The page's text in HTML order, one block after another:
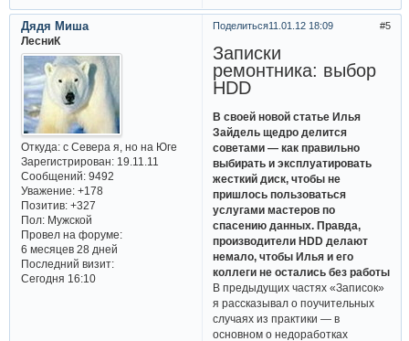
Поделиться 5
11.01.12 18:09
Дядя Миша
ЛесниК
Откуда:с Севера я, но на Юге
Зарегистрирован: 19.11.11
Сообщений:9492
Уважение: +178
Позитив: +327
Пол:Мужской
Провел на форуме:
6 месяцев 28 дней
Последний визит:
Сегодня 16:10
Записки
ремонтника: выбор
HDD
В своей новой статье Илья
Зайдель щедро делится
советами — как правильно
выбирать и эксплуатировать
жесткий диск, чтобы не
пришлось пользоваться
услугами мастеров по
спасению данных. Правда,
производители HDD делают
немало, чтобы Илья и его
коллеги не остались без работы
В предыдущих частях «Записок»
я рассказывал о поучительных
случаях из практики — в
основном о недоработках